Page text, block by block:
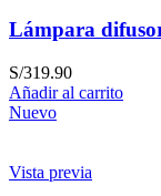
Lámpara
S/319.90
Añadir al carrito
Nuevo
Vista previa